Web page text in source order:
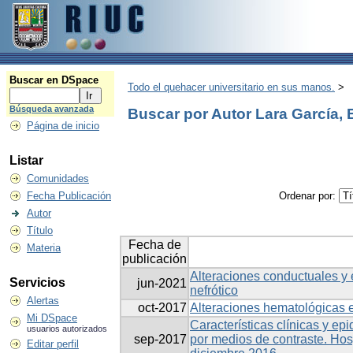
Buscar en DSpace
Búsqueda avanzada
Página de inicio
Listar
Comunidades
Fecha Publicación
Autor
Título
Materia
Servicios
Alertas
Mi DSpace
usuarios autorizados
Editar perfil
Todo el quehacer universitario en sus manos. >
Buscar por Autor Lara García,
Ordenar por:
Fecha de
publicación
jun-2021
Alteraciones conductuales
nefrótico
oct-2017 Alteraciones hematológicas
sep-2017
Características clínicas y
por medios de contraste.